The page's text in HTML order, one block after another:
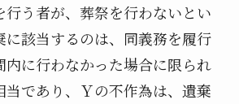
う者が、葬祭を行わないとい
に該当するのは、 同義務を履行
内に行わなかった場合に限られ
当であり、Ｙの不作為は、遺棄